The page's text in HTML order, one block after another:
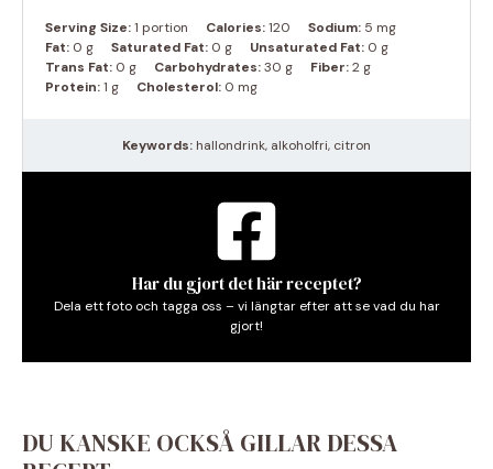
Serving Size:1 portion Calories:120 Sodium: 5 mg
Fat: 0 g Saturated Fat: 0 g Unsaturated Fat: 0 g
Trans Fat: 0 g Carbohydrates:30 g Fiber:2 g
Protein:1 g Cholesterol: 0 mg
Keywords: hallondrink, alkoholfri, citron
Har du gjort det här receptet?
Dela ett foto och tagga oss – vi längtar efter att se vad du har
gjort!
DU KANSKE OCKSÅ GILLAR DESSA